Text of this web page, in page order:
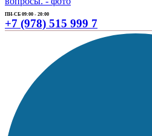
ПН-СБ 09:00 - 20:00
+7 (978) 515 999 7